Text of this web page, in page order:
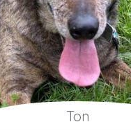
Ton